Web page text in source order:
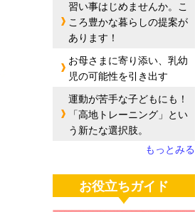
習い事はじめませんか。こ
ころ豊かな暮らしの提案が
あります！
お母さまに寄り添い、乳幼
児の可能性を引き出す
運動が苦手な子どもにも！
「高地トレーニング」とい
う新たな選択肢。
もっとみる
お役立ちガイド